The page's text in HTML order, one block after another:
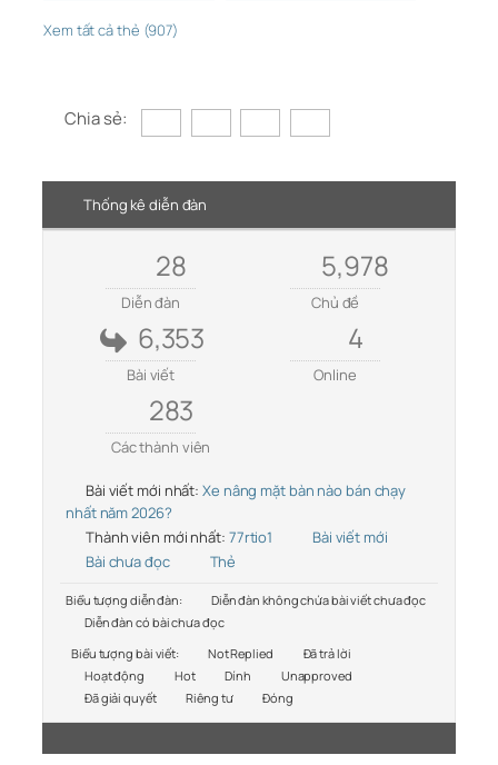
Xem tất cả thẻ (907)
Chia sẻ:
Thống kê diễn đàn
28
Diễn đàn
5,978
Chủ đề
6,353
Bài viết
4
Online
283
Các thành viên
Bài viết mới nhất: Xe nâng mặt bàn nào bán chạy
nhất năm 2026?
Thành viên mới nhất: 77rtio1
Bài viết mới
Bài chưa đọc
Thẻ
Biểu tượng diễn đàn:
Diễn đàn không chứa bài viết chưa đọc
Diễn đàn có bài chưa đọc
Biểu tượng bài viết:
Not Replied
Đã trả lời
Hoạt động
Hot Dính
Unapproved
Đã giải quyết
Riêng tư Đóng